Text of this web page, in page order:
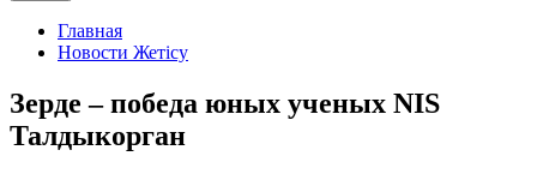
Главная
Новости Жетісу
Зерде – победа юных ученых NIS
Талдыкорган